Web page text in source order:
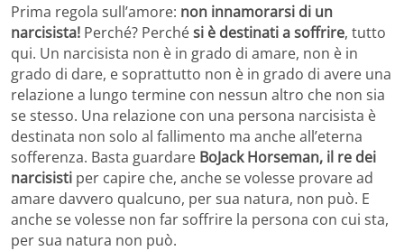
Prima regola sull’amore: non innamorarsi di un
narcisista! Perché? Perchési è destinati a soffrire, tutto
qui. Un narcisista non è in grado di amare, non è in
grado di dare, e soprattutto non è in grado di avere una
relazione a lungo termine con nessun altro che non sia
se stesso. Una relazione con una persona narcisista è
destinata non solo al fallimento ma anche all’eterna
sofferenza. Basta guardare BoJack Horseman, il re dei
narcisisti per capire che, anche se volesse provare ad
amare davvero qualcuno, per sua natura, non può. E
anche se volesse non far soffrire la persona con cui sta,
per sua natura non può.